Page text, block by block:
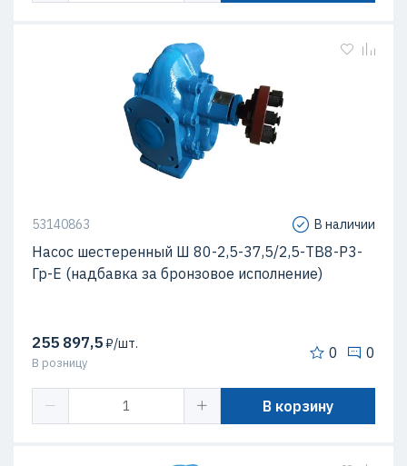
53140863 В наличии
Насос шестеренный Ш 80-2,5-37,5/2,5-ТВ8-Р3-
Гр-Е (надбавка за бронзовое исполнение)
255 897,5₽/шт.
В розницу
0 0
В корзину